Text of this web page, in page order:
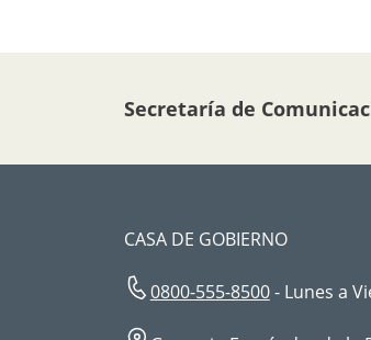
Secretaría de
CASA DE GOBIERNO
0800-555-8500- Lunes a